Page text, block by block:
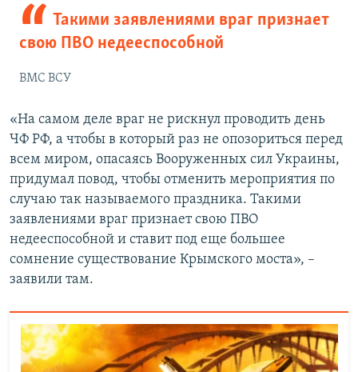
Такими заявлениями враг признает
свою ПВО недееспособной
ВМС ВСУ
«На самом деле враг не рискнул проводить день
ЧФ РФ, а чтобы в который раз не опозориться перед
всем миром, опасаясь Вооруженных сил Украины,
придумал повод, чтобы отменить мероприятия по
случаю так называемого праздника. Такими
заявлениями враг признает свою ПВО
недееспособной и ставит под еще большее
сомнение существование Крымского моста», –
заявили там.